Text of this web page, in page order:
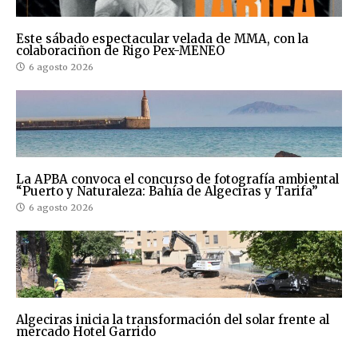
Este sábado espectacular velada de MMA, con la
colaboraciñon de Rigo Pex-MENEO
6 agosto 2026
La APBA convoca el concurso de fotografía ambiental
“Puerto y Naturaleza: Bahía de Algeciras y Tarifa”
6 agosto 2026
Algeciras inicia la transformación del solar frente al
mercado Hotel Garrido